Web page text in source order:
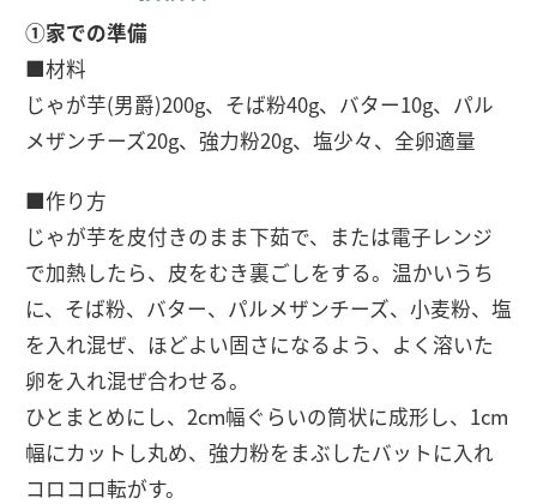
①家での準備
■材料
じゃが芋(男爵)200g、そば粉40g、バター10g、パル
メザンチーズ20g、強力粉20g、塩少々、全卵適量
■作り方
じゃが芋を皮付きのまま下茹で、または電子レンジ
で加熱したら、皮をむき裏ごしをする。温かいうち
に、そば粉、バター、パルメザンチーズ、小麦粉、塩
を入れ混ぜ、ほどよい固さになるよう、よく溶いた
卵を入れ混ぜ合わせる。
ひとまとめにし、2cm幅ぐらいの筒状に成形し、1cm
幅にカットし丸め、強力粉をまぶしたバットに入れ
コロコロ転がす。